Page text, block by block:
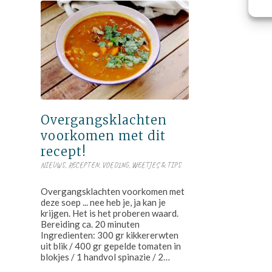
Overgangsklachten
voorkomen met dit
recept!
NIEUWS, RECEPTEN, VOEDING, WEETJES & TIPS
Overgangsklachten voorkomen met
deze soep ... nee heb je, ja kan je
krijgen. Het is het proberen waard.
Bereiding ca. 20 minuten
Ingredienten: 300 gr kikkererwten
uit blik / 400 gr gepelde tomaten in
blokjes / 1 handvol spinazie / 2…